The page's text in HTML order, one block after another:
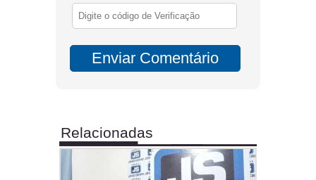
Relacionadas